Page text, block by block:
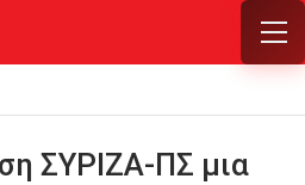
ΣΥΡΙΖΑ-ΠΣ μια